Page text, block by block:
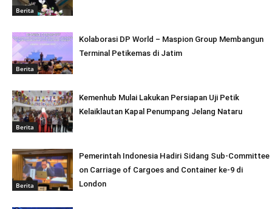
Berita
Berita
Kolaborasi DP World – Maspion Group Membangun
Terminal Petikemas di Jatim
Berita
Kemenhub Mulai Lakukan Persiapan Uji Petik
Kelaiklautan Kapal Penumpang Jelang Nataru
Berita
Pemerintah Indonesia Hadiri Sidang Sub-Committee
on Carriage of Cargoes and Container ke-9 di
London